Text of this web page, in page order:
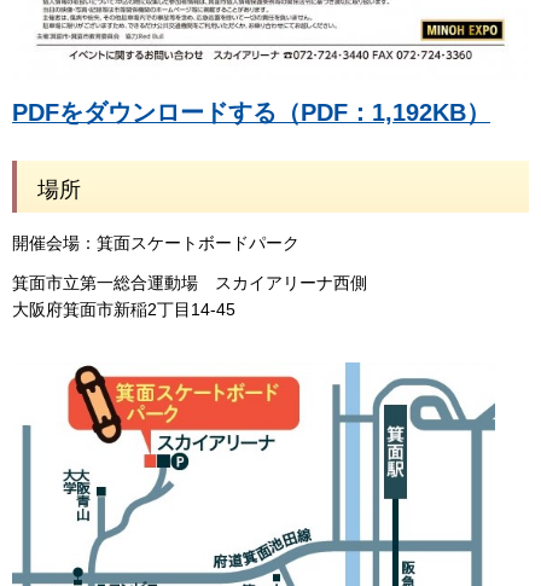
PDFをダウンロードする（PDF：1,192KB）
場所
開催会場：箕面スケートボードパーク
箕面市立第一総合運動場 スカイアリーナ西側
大阪府箕面市新稲2丁目14-45